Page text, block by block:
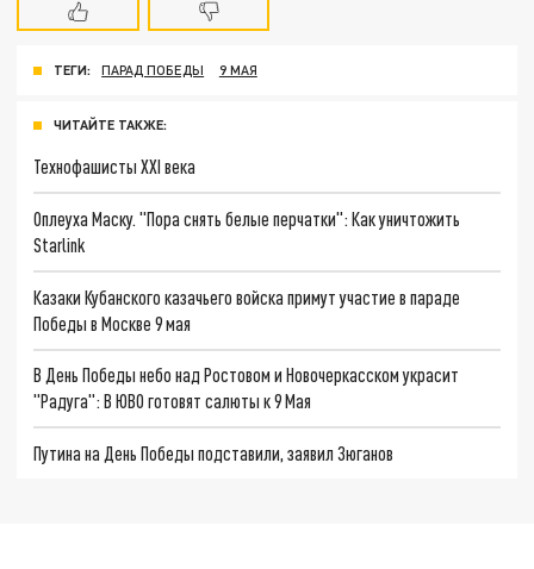
ТЕГИ: ПАРАД ПОБЕДЫ 9 МАЯ
ЧИТАЙТЕ ТАКЖЕ:
Технофашисты XXI века
Оплеуха Маску. "Пора снять белые перчатки": Как уничтожить
Starlink
Казаки Кубанского казачьего войска примут участие в параде
Победы в Москве 9 мая
В День Победы небо над Ростовом и Новочеркасском украсит
"Радуга": В ЮВО готовят салюты к 9 Мая
Путина на День Победы подставили, заявил Зюганов